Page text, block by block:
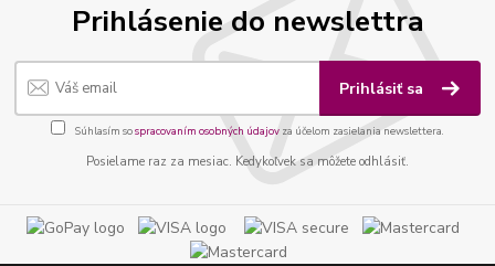
Prihlásenie do newslettra
Prihlásiť sa
Súhlasím sospracovaním osobných údajov za účelom zasielania newslettera.
Posielame raz za mesiac. Kedykoľvek sa môžete odhlásiť.